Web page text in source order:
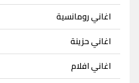
اغاني رومانسية
اغاني حزينة
اغاني افلام